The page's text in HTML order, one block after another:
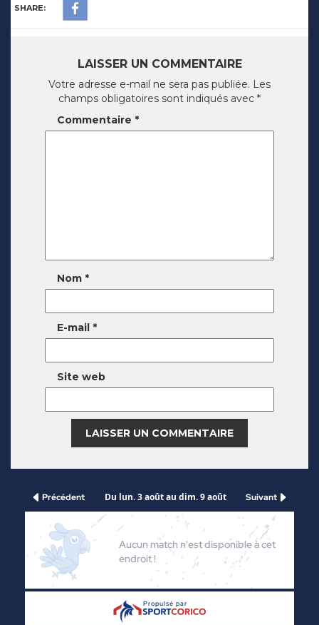
SHARE:
LAISSER UN COMMENTAIRE
Votre adresse e-mail ne sera pas publiée. Les
champs obligatoires sont indiqués avec *
Commentaire *
Nom *
E-mail *
Site web